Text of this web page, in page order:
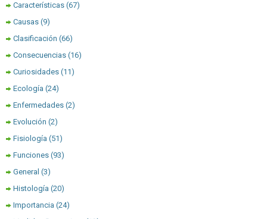
Características (67)
Causas (9)
Clasificación (66)
Consecuencias (16)
Curiosidades (11)
Ecología (24)
Enfermedades (2)
Evolución (2)
Fisiología (51)
Funciones (93)
General (3)
Histología (20)
Importancia (24)